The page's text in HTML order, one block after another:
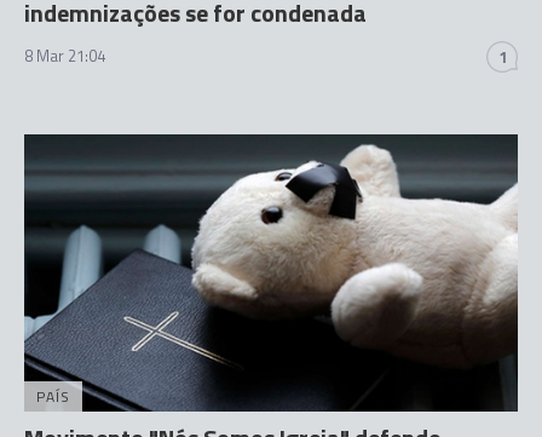
indemnizações se for condenada
8 Mar 21:04 1
PAÍS